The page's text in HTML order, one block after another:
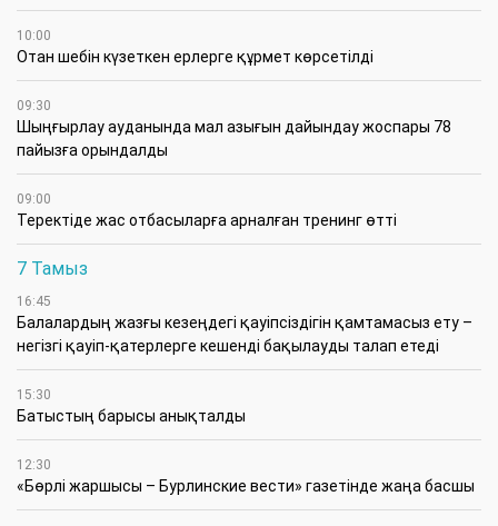
10:00
Отан шебін күзеткен ерлерге құрмет көрсетілді
09:30
​Шыңғырлау ауданында мал азығын дайындау жоспары 78
пайызға орындалды
09:00
​Теректіде жас отбасыларға арналған тренинг өтті
7 Тамыз
16:45
Балалардың жазғы кезеңдегі қауіпсіздігін қамтамасыз ету –
негізгі қауіп-қатерлерге кешенді бақылауды талап етеді
15:30
Батыстың барысы анықталды
12:30
«Бөрлі жаршысы – Бурлинские вести» газетінде жаңа басшы